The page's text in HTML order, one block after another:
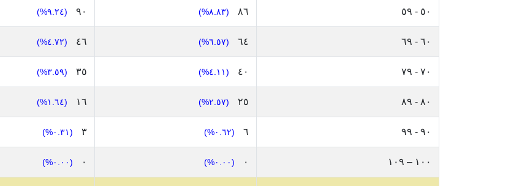
٥٠ - ٥٩ ٨٦ (٨.٨٣%) ٩٠ (٩.٢٤%)
٦٠ - ٦٩ ٦٤ (٦.٥٧%) ٤٦ (٤.٧٢%)
٧٠ - ٧٩ ٤٠ (٤.١١%) ٣٥ (٣.٥٩%)
٨٠ - ٨٩ ٢٥ (٢.٥٧%) ١٦ (١.٦٤%)
٩٠ - ٩٩ ٦ (٠.٦٢%) ٣ (٠.٣١%)
١٠٠ – ١٠٩ ٠ (٠.٠٠%) ٠ (٠.٠٠%)